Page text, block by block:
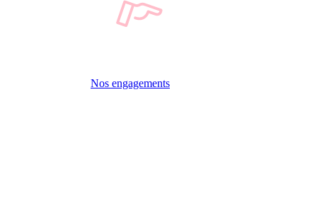
Nos engagements